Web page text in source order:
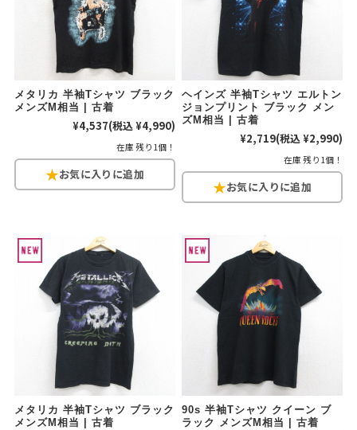
Search by Itemアイテムから探す
ジャケット セーター
長袖シャツ 半袖シャツ Tシャツ
パンツ レディース 子供服
雑貨/小物
Search by Particular こだわりから探す
Search by Sizeサイズから探す（メンズ）
ジャケット XS
スウェット XS
長袖シャツ XS S M L XL
メタリカ 半袖Tシャツ ブラック
メンズM相当 | 古着
¥4,537(税込 ¥4,990)
在庫 残り1個！
ヘインズ 半袖Tシャツ エルトン
ジョンプリント ブラック メン
ズM相当 | 古着
¥2,719(税込 ¥2,990)
在庫 残り1個！
メタリカ 半袖Tシャツ ブラック
メンズM相当 | 古着
90s 半袖Tシャツ クイーン ブ
ラック メンズM相当 | 古着